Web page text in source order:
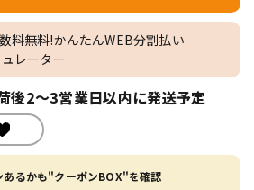
料無料!かんたんWEB分割払い
ュレーター
後2～3営業日以内に発送予定
あるかも"クーポンBOX"を確認